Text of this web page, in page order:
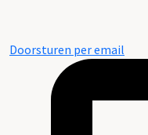
Doorsturen per email